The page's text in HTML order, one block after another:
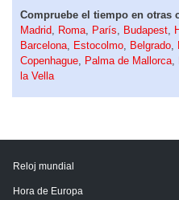
Compruebe el tiempo en otras
Madrid
Roma París Budapest
Barcelona
Estocolmo Belgrado
Copenhague
Palma de Mallorca
la Vella
Reloj mundial
Hora de Europa